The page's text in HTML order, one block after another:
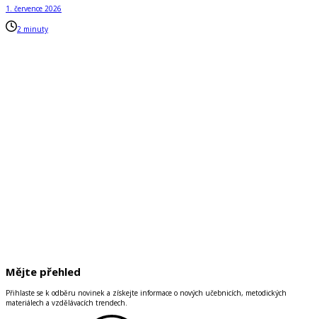
1. července 2026
2 minuty
Mějte přehled
Přihlaste se k odběru novinek a získejte informace o nových učebnicích, metodických
materiálech a vzdělávacích trendech.